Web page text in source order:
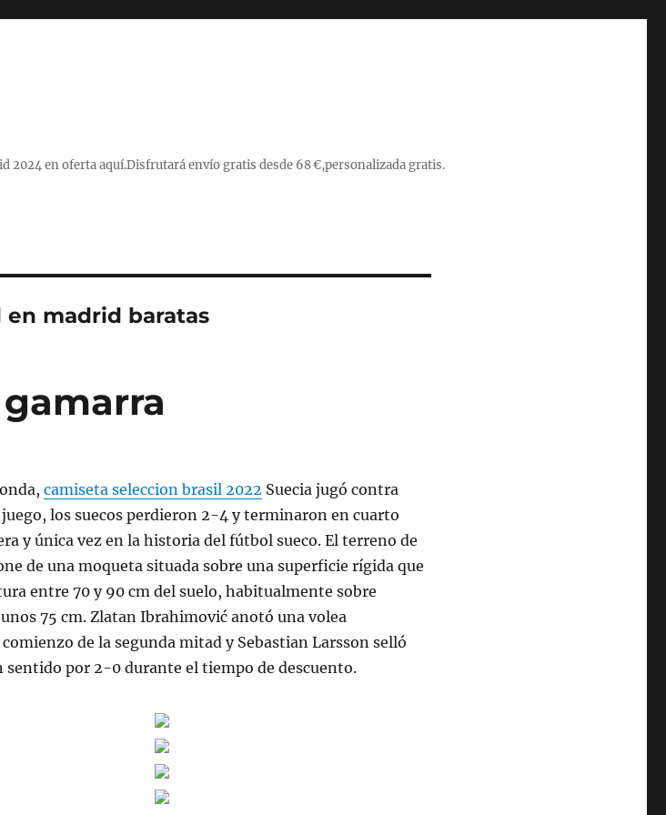
2024 en oferta aquí.Disfrutará envío gratis desde 68 €,personalizada gratis.
madrid baratas
camiseta seleccion brasil 2022 Suecia jugó contra
juego, los suecos perdieron 2-4 y terminaron en cuarto
y única vez en la historia del fútbol sueco. El terreno de
de una moqueta situada sobre una superficie rígida que
entre 70 y 90 cm del suelo, habitualmente sobre
75 cm. Zlatan Ibrahimović anotó una volea
de la segunda mitad y Sebastian Larsson selló
sentido por 2-0 durante el tiempo de descuento.